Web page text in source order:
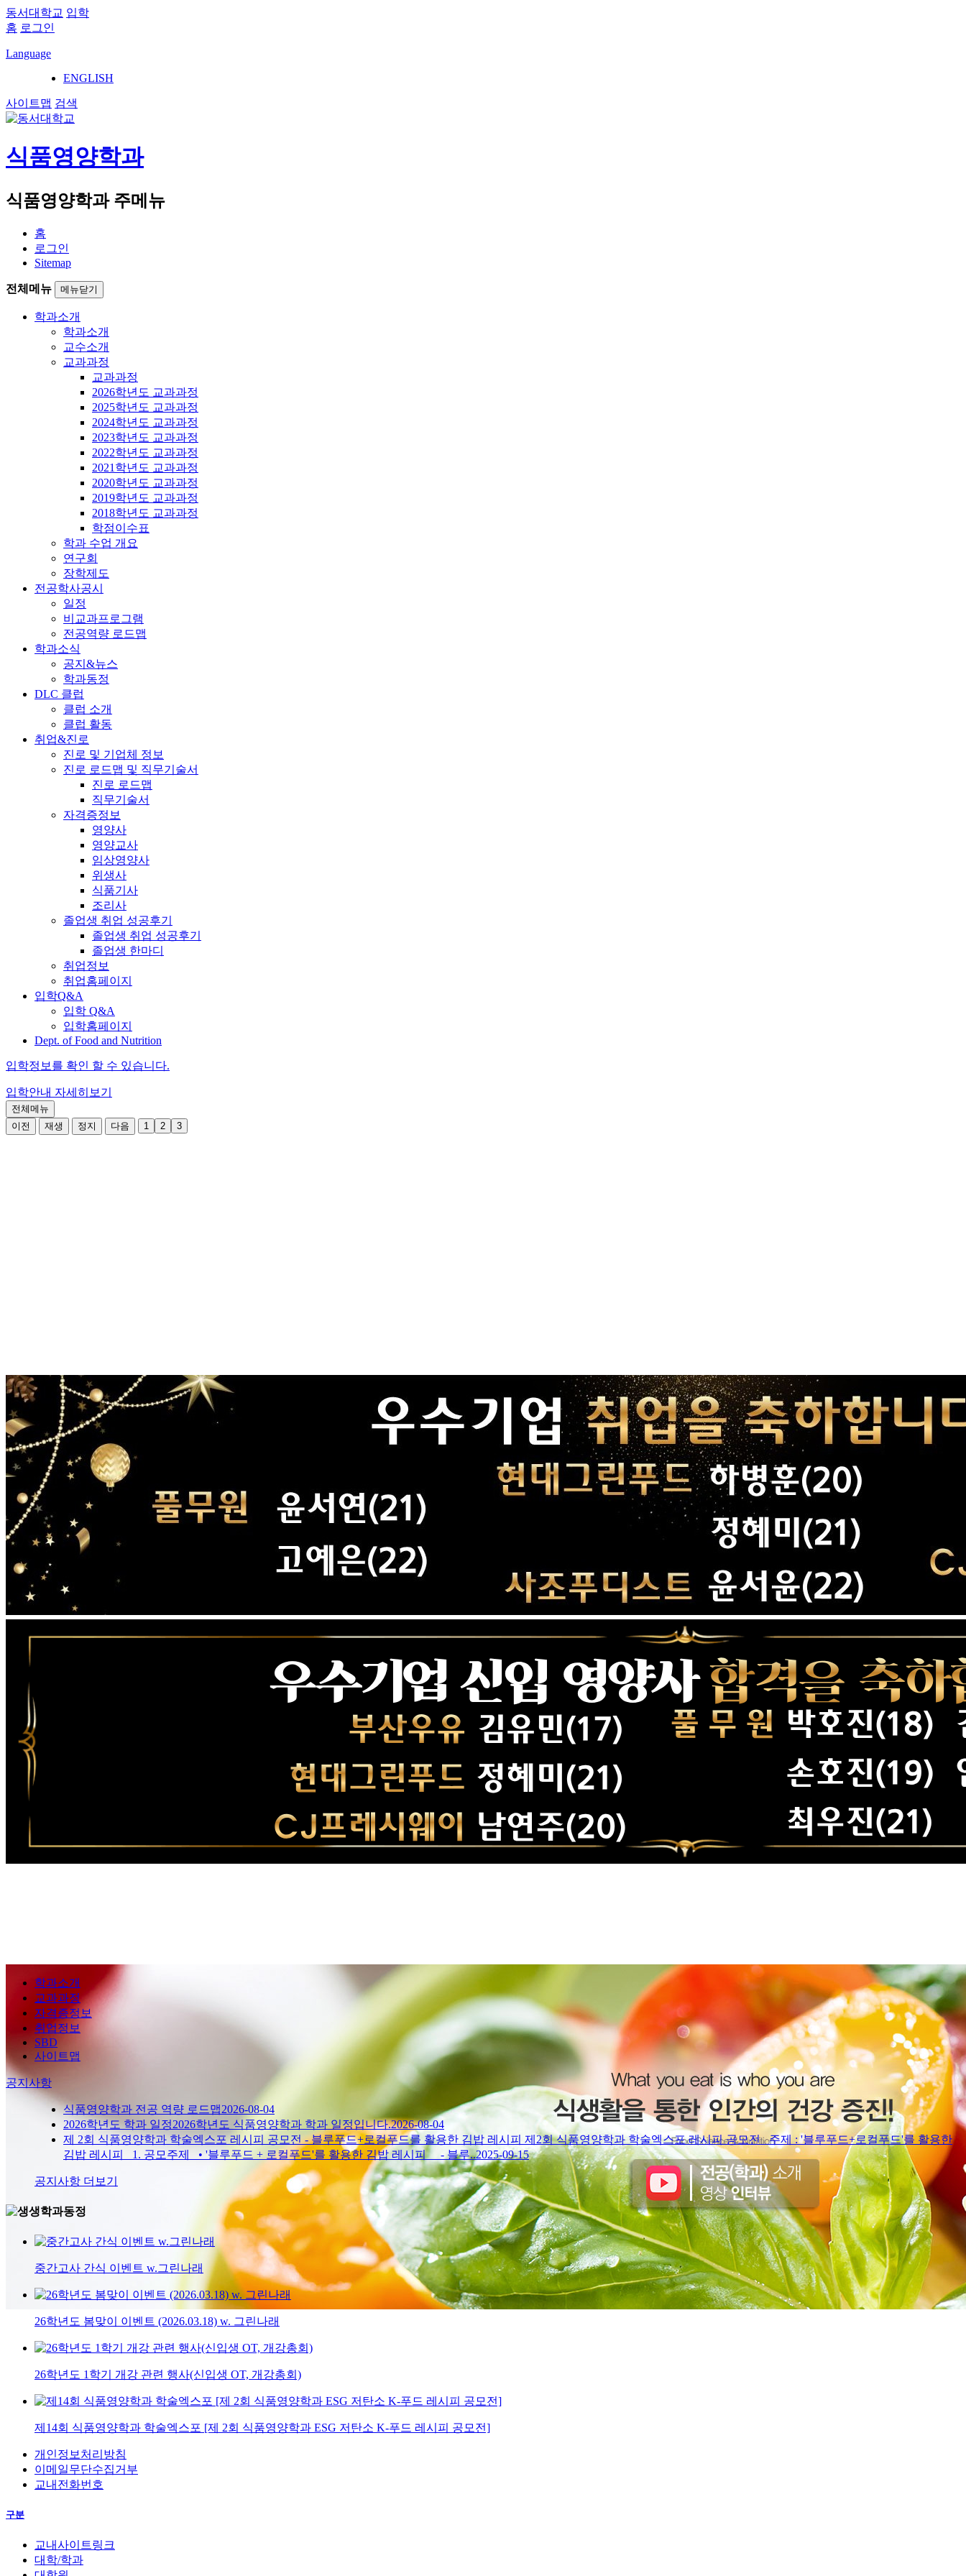
동서대학교 입학
홈 로그인
Language
ENGLISH
사이트맵 검색
식품영양학과
식품영양학과 주메뉴
홈
로그인
Sitemap
전체메뉴 메뉴닫기
학과소개
학과소개
교수소개
교과과정
교과과정
2026학년도 교과과정
2025학년도 교과과정
2024학년도 교과과정
2023학년도 교과과정
2022학년도 교과과정
2021학년도 교과과정
2020학년도 교과과정
2019학년도 교과과정
2018학년도 교과과정
학점이수표
학과 수업 개요
연구회
장학제도
전공학사공시
일정
비교과프로그램
전공역량 로드맵
학과소식
공지&뉴스
학과동정
DLC 클럽
클럽 소개
클럽 활동
취업&진로
진로 및 기업체 정보
진로 로드맵 및 직무기술서
진로 로드맵
직무기술서
자격증정보
영양사
영양교사
임상영양사
위생사
식품기사
조리사
졸업생 취업 성공후기
졸업생 취업 성공후기
졸업생 한마디
취업정보
취업홈페이지
입학Q&A
입학 Q&A
입학홈페이지
Dept. of Food and Nutrition
입학정보를 확인 할 수 있습니다.
입학안내 자세히보기
전체메뉴
이전
재생 정지 다음 1 2 3
학과소개
교과과정
자격증정보
취업정보
SBD
사이트맵
공지사항
식품영양학과 전공 역량 로드맵2026-08-04
2026학년도 학과 일정2026학년도 식품영양학과 학과 일정입니다.2026-08-04
제 2회 식품영양학과 학술엑스포 레시피 공모전 - 블루푸드+로컬푸드를 활용한 김밥 레시피 제2회 식품영양학과 학술엑스포 레시피 공모전 주제 : '블루푸드+로컬푸드'를 활용한
김밥 레시피 1. 공모주제 • '블루푸드 + 로컬푸드'를 활용한 김밥 레시피 - 블루..2025-09-15
공지사항 더보기
학과동정
중간고사 간식 이벤트 w.그린나래
26학년도 봄맞이 이벤트 (2026.03.18) w. 그린나래
26학년도 1학기 개강 관련 행사(신입생 OT, 개강총회)
제14회 식품영양학과 학술엑스포 [제 2회 식품영양학과 ESG 저탄소 K-푸드 레시피 공모전]
개인정보처리방침
이메일무단수집거부
교내전화번호
구분
교내사이트링크
대학/학과